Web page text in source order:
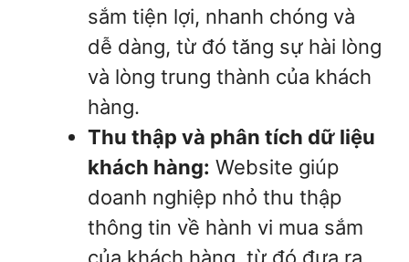
sắm tiện lợi, nhanh chóng và
dễ dàng, từ đó tăng sự hài lòng
và lòng trung thành của khách
hàng.
Thu thập và phân tích dữ liệu
khách hàng: Website giúp
doanh nghiệp nhỏ thu thập
thông tin về hành vi mua sắm